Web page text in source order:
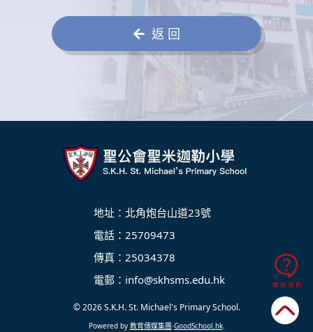
返 回
地址：北角炮台山道23號
電話：25709473
傳真：25034378
電郵： info@skhsms.edu.hk
© 2026S.K.H. St. Michael's Primary School.
Powered by 教育傳媒集團‧GoodSchool.hk.